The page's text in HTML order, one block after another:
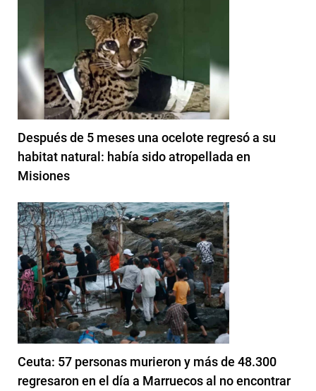
Después de 5 meses una ocelote regresó a su
habitat natural: había sido atropellada en
Misiones
Ceuta: 57 personas murieron y más de 48.300
regresaron en el día a Marruecos al no encontrar